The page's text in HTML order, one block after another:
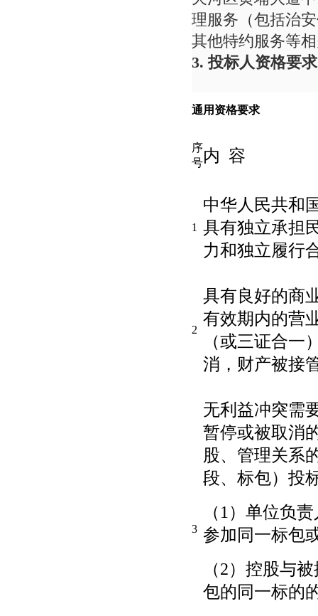
理服务（包括治
其他特约服务等
3. 投标人资格要求
通用资格要求
序
号内 容
1
中华人民共和
具有独立承担
力和独立履行
2
具有良好的商
有效期内的营
（或三证合一
消，财产被接
3
无利益冲突需
暂停或被取消
股、管理关系
段、标包）投
（1）单位负
参加同一标包
（2）控股与
包的同一标的